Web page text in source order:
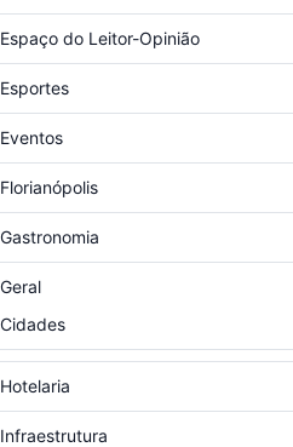
Espaço do Leitor-Opinião
Esportes
Eventos
Florianópolis
Gastronomia
Geral
Cidades
Hotelaria
Infraestrutura